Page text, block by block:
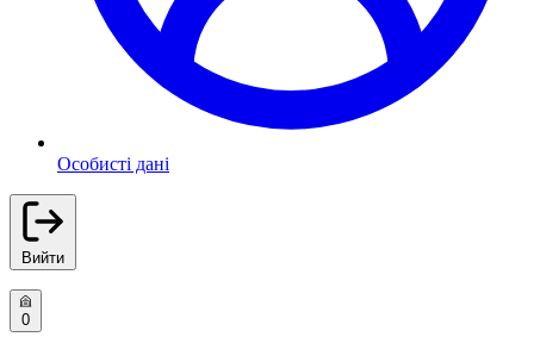
Особисті дані
Вийти
0